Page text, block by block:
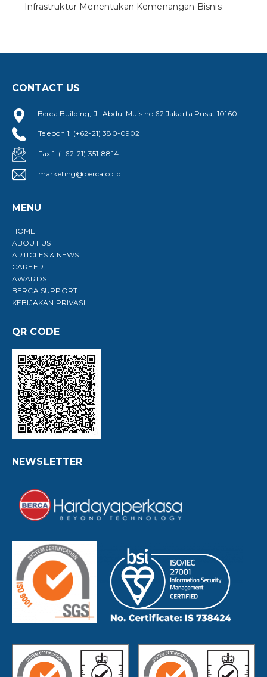
Infrastruktur Menentukan Kemenangan Bisnis
CONTACT US
Berca Building, Jl. Abdul Muis no.62 Jakarta Pusat 10160
Telepon 1: (+62-21) 380-0902
Fax 1: (+62-21) 351-8814
marketing@berca.co.id
MENU
HOME
ABOUT US
ARTICLES & NEWS
CAREER
AWARDS
BERCA SUPPORT
KEBIJAKAN PRIVASI
QR CODE
NEWSLETTER